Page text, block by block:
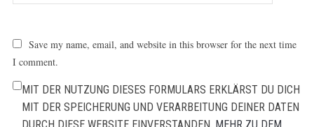
Save my name, email, and website in this browser for the next time
I comment.
MIT DER NUTZUNG DIESES FORMULARS ERKLÄRST DU DICH
MIT DER SPEICHERUNG UND VERARBEITUNG DEINER DATEN